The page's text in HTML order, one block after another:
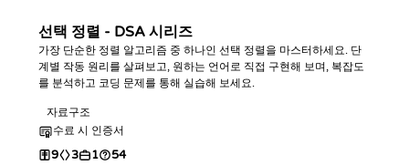
선택 정렬 - DSA 시리즈
가장 단순한 정렬 알고리즘 중 하나인 선택 정렬을 마스터하세요. 단
계별 작동 원리를 살펴보고, 원하는 언어로 직접 구현해 보며, 복잡도
를 분석하고 코딩 문제를 통해 실습해 보세요.
자료구조
수료 시 인증서
9 3 1 54